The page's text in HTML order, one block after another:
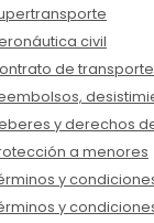
civil
de
y derechos
a menores
y
y